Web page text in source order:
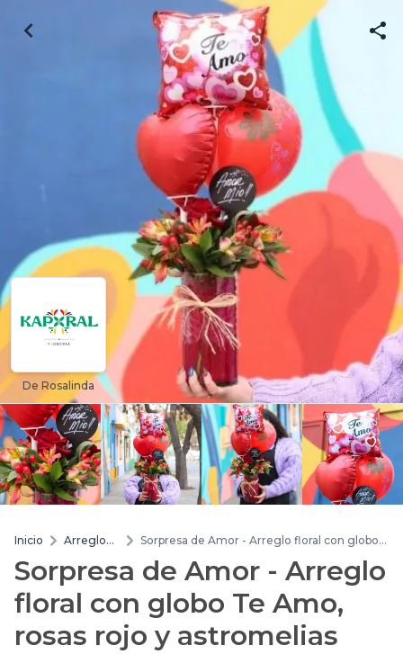
De Rosalinda
Inicio
Arreglos
Sorpresa de Amor - Arreglo floral con globo
Sorpresa de Amor - Arreglo
floral con globo Te Amo,
rosas rojo y astromelias